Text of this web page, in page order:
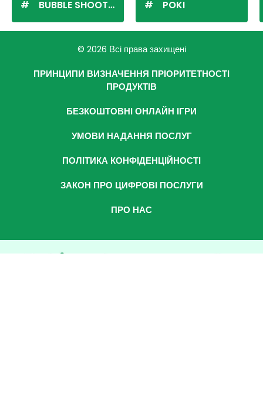
BUBBLE SHOOTER POKI
© 2026 Всі права захищені
ПРИНЦИПИ ВИЗНАЧЕННЯ ПРІОРИТЕТНОСТІ
ПРОДУКТІВ
БЕЗКОШТОВНІ ОНЛАЙН ІГРИ
УМОВИ НАДАННЯ ПОСЛУГ
ПОЛІТИКА КОНФІДЕНЦІЙНОСТІ
ЗАКОН ПРО ЦИФРОВІ ПОСЛУГИ
ПРО НАС